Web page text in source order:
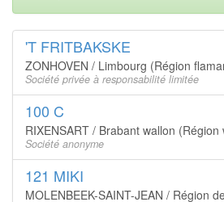
'T FRITBAKSKE
ZONHOVEN / Limbourg (Région
Société privée à responsabilité limitée
100 C
RIXENSART / Brabant wallon (Région
Société anonyme
121 MIKI
MOLENBEEK-SAINT-JEAN / Région